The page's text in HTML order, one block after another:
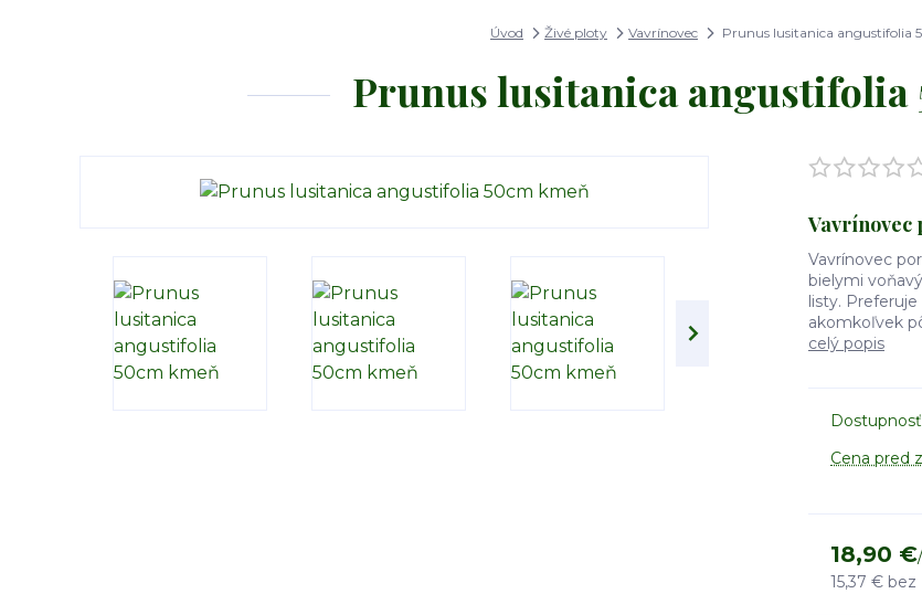
Úvod Živé ploty Vavrínovec Prunus lusitanica angustifolia
Prunus lusitanica angustifolia
Vavrínovec
Vavrínovec
bielymi
listy.
akomkoľvek
celý popis
Dostupnosť
Cena pred
18,90 €/
15,37 € bez